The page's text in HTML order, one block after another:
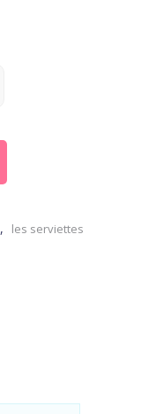
,
les serviettes